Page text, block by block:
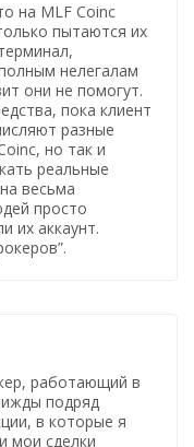
на MLF Coinc
пытаются их
нелегалам
они не помогут.
пока клиент
разные
но так и
реальные
весьма
просто
их аккаунт.
работающий в
подряд
в которые я
мои сделки